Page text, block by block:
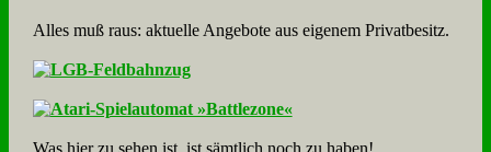
Alles muß raus: aktuelle An­ge­bo­te aus eigenem Privatbesitz.